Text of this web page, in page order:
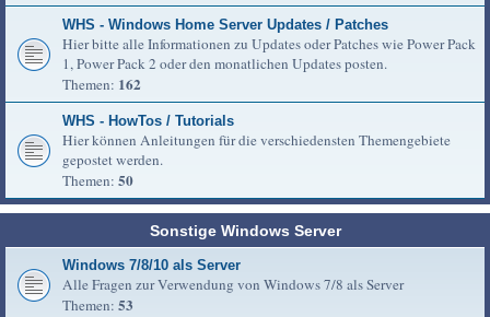
WHS - Windows Home Server Updates / Patches
Hier bitte alle Informationen zu Updates oder Patches wie Power Pack
1, Power Pack 2 oder den monatlichen Updates posten.
Themen: 162
WHS - HowTos / Tutorials
Hier können Anleitungen für die verschiedensten Themengebiete
gepostet werden.
Themen: 50
Sonstige Windows Server
Windows 7/8/10 als Server
Alle Fragen zur Verwendung von Windows 7/8 als Server
Themen: 53